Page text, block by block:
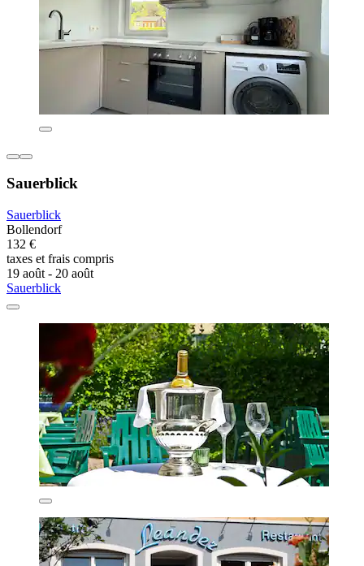
Sauerblick
Sauerblick
Bollendorf
132 €
taxes et frais compris
19 août - 20 août
Sauerblick